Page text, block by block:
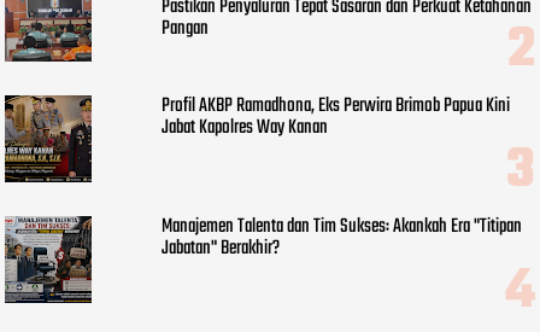
Pastikan Penyaluran Tepat Sasaran dan Perkuat Ketahanan
Pangan
Profil AKBP Ramadhona, Eks Perwira Brimob Papua Kini
Jabat Kapolres Way Kanan
Manajemen Talenta dan Tim Sukses: Akankah Era "Titipan
Jabatan" Berakhir?